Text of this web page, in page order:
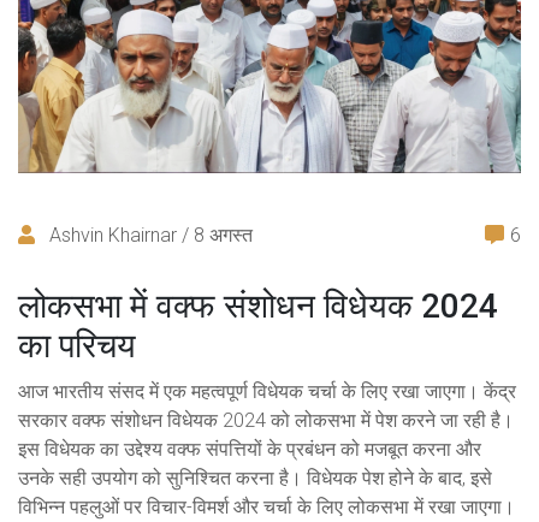
Ashvin Khairnar / 8 अगस्त 6
लोकसभा में वक्फ संशोधन विधेयक 2024
का परिचय
आज भारतीय संसद में एक महत्वपूर्ण विधेयक चर्चा के लिए रखा जाएगा। केंद्र
सरकार वक्फ संशोधन विधेयक 2024 को लोकसभा में पेश करने जा रही है।
इस विधेयक का उद्देश्य वक्फ संपत्तियों के प्रबंधन को मजबूत करना और
उनके सही उपयोग को सुनिश्चित करना है। विधेयक पेश होने के बाद, इसे
विभिन्न पहलुओं पर विचार-विमर्श और चर्चा के लिए लोकसभा में रखा जाएगा।